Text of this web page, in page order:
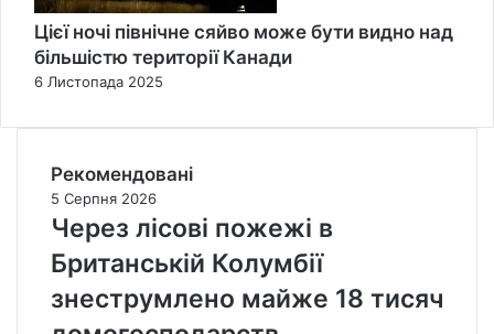
Цієї ночі північне сяйво може бути видно над
більшістю території Канади
6 Листопада 2025
Рекомендовані
5 Серпня 2026
Через лісові пожежі в
Британській Колумбії
знеструмлено майже 18 тисяч